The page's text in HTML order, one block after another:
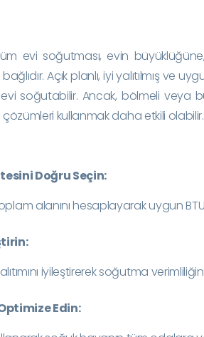
evi soğutması, evin
Açık planlı, iyi yalıtılmış ve
soğutabilir. Ancak, bölmeli veya
kullanmak daha etkili olabilir.
Doğru Seçin:
alanını hesaplayarak uygun
iyileştirerek soğutma verimliliğini
Edin: